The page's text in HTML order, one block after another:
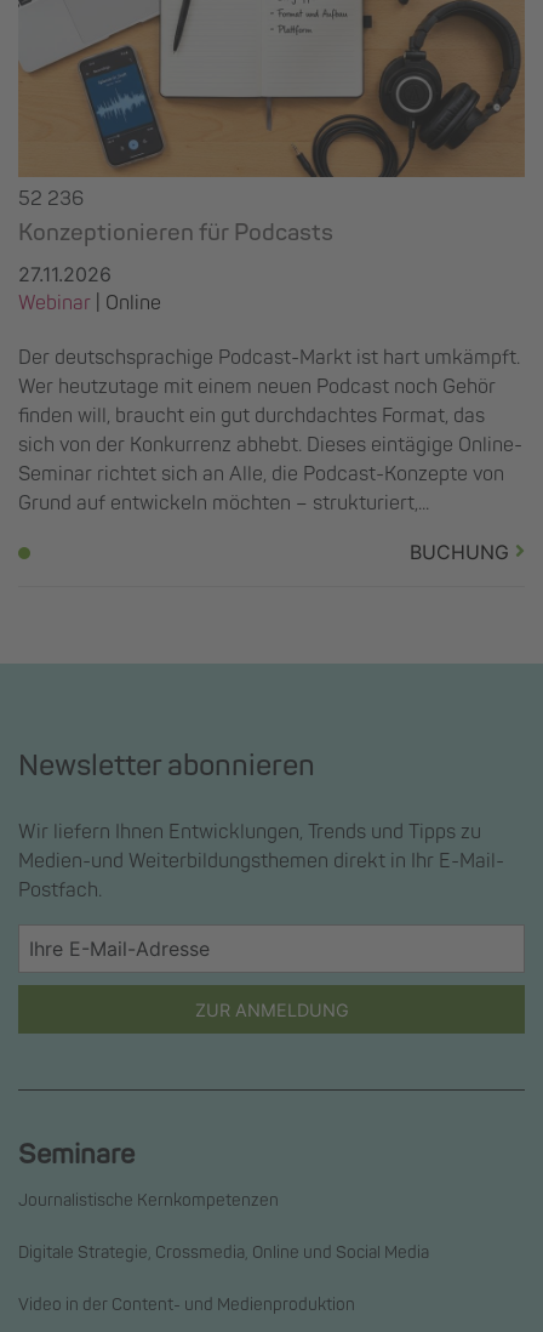
52 236
Konzeptionieren für Podcasts
27.11.2026
Webinar | Online
Der deutschsprachige Podcast-Markt ist hart umkämpft.
Wer heutzutage mit einem neuen Podcast noch Gehör
finden will, braucht ein gut durchdachtes Format, das
sich von der Konkurrenz abhebt. Dieses eintägige Online-
Seminar richtet sich an Alle, die Podcast-Konzepte von
Grund auf entwickeln möchten – strukturiert,...
BUCHUNG
Newsletter abonnieren
Wir liefern Ihnen Entwicklungen, Trends und Tipps zu
Medien-und Weiterbildungsthemen direkt in Ihr E-Mail-
Postfach.
ZUR ANMELDUNG
Seminare
Journalistische Kernkompetenzen
Digitale Strategie, Crossmedia, Online und Social Media
Video in der Content- und Medienproduktion